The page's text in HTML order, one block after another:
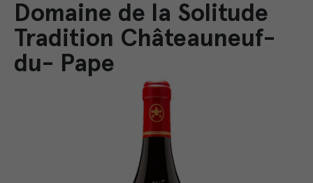
Domaine de la Solitude
Tradition Châteauneuf-
du- Pape